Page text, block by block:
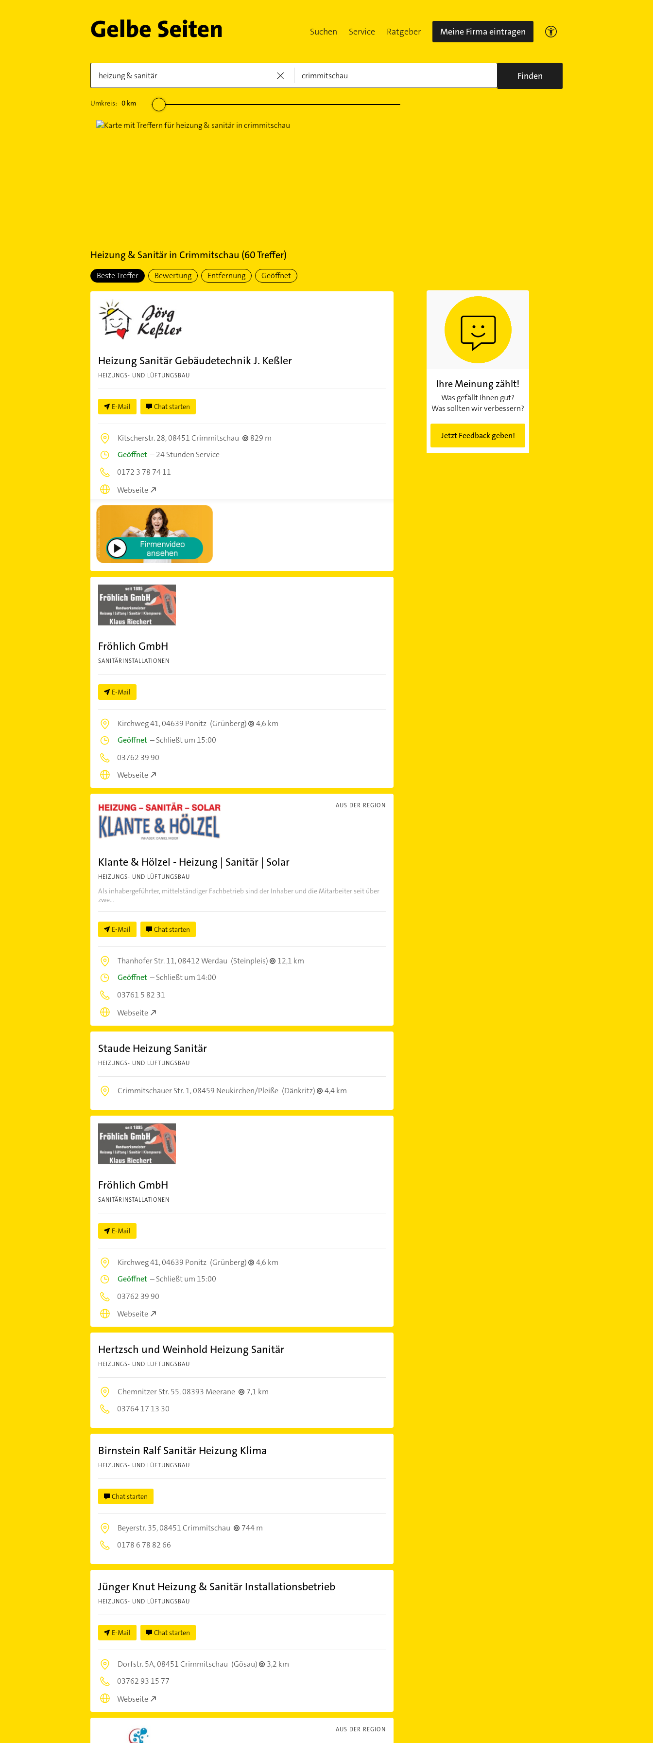
Suchen Service Ratgeber Meine Firma eintragen
Finden
Umkreis: 0km
Heizung & Sanitärin Crimmitschau (60Treffer)
Beste Treffer Bewertung Entfernung Geöffnet
Heizung Sanitär Gebäudetechnik J. Keßler
HEIZUNGS- UND LÜFTUNGSBAU
E-Mail Chat starten
Kitscherstr. 28,08451 Crimmitschau
829 m
Geöffnet–24 Stunden Service
0172 3 78 74 11
Webseite
Fröhlich GmbH
SANITÄRINSTALLATIONEN
E-Mail
Kirchweg 41,04639 Ponitz (Grünberg)
4,6 km
Geöffnet–Schließt um 15:00
03762 39 90
Webseite
AUS DER REGION
Klante & Hölzel - Heizung | Sanitär | Solar
HEIZUNGS- UND LÜFTUNGSBAU
Als inhabergeführter, mittelständiger Fachbetrieb sind der Inhaber und die Mitarbeiter seit über
zwe...
E-Mail Chat starten
Thanhofer Str. 11,08412 Werdau (Steinpleis)
12,1 km
Geöffnet–Schließt um 14:00
03761 5 82 31
Webseite
Staude Heizung Sanitär
HEIZUNGS- UND LÜFTUNGSBAU
Crimmitschauer Str. 1,08459 Neukirchen/Pleiße (Dänkritz) 4,4 km
Fröhlich GmbH
SANITÄRINSTALLATIONEN
E-Mail
Kirchweg 41,04639 Ponitz (Grünberg)
4,6 km
Geöffnet–Schließt um 15:00
03762 39 90
Webseite
Hertzsch und Weinhold Heizung Sanitär
HEIZUNGS- UND LÜFTUNGSBAU
Chemnitzer Str. 55,08393 Meerane
7,1 km
03764 17 13 30
Birnstein Ralf Sanitär Heizung Klima
HEIZUNGS- UND LÜFTUNGSBAU
Chat starten
Beyerstr. 35,08451 Crimmitschau
744 m
0178 6 78 82 66
Jünger Knut Heizung & Sanitär Installationsbetrieb
HEIZUNGS- UND LÜFTUNGSBAU
E-Mail Chat starten
Dorfstr. 5A,08451 Crimmitschau (Gösau)
3,2 km
03762 93 15 77
Webseite
AUS DER REGION
Ihre Meinung zählt!
Was gefällt Ihnen gut?
Was sollten wir verbessern?
Jetzt Feedback geben!